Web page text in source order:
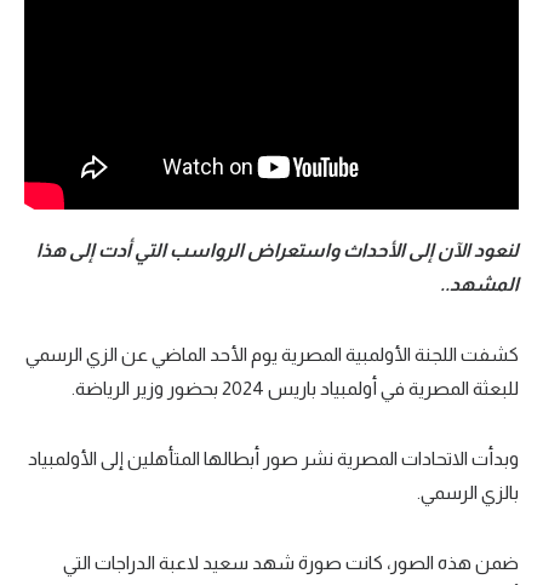
لنعود الآن إلى الأحداث واستعراض الرواسب التي أدت إلى هذا
المشهد..
كشفت اللجنة الأولمبية المصرية يوم الأحد الماضي عن الزي الرسمي
للبعثة المصرية في أولمبياد باريس 2024 بحضور وزير الرياضة.
وبدأت الاتحادات المصرية نشر صور أبطالها المتأهلين إلى الأولمبياد
بالزي الرسمي.
ضمن هذه الصور، كانت صورة شهد سعيد لاعبة الدراجات التي